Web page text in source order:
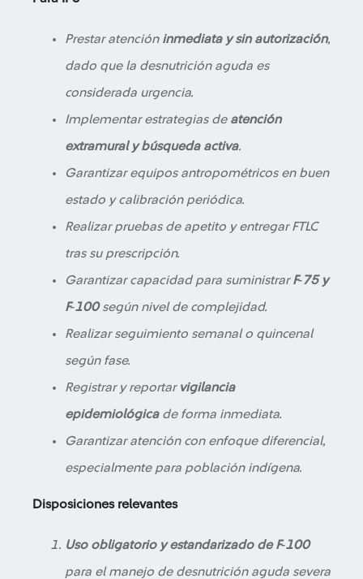
Prestar atención inmediata y sin autorización,
dado que la desnutrición aguda es
considerada urgencia.
Implementar estrategias de atención
extramural y búsqueda activa.
Garantizar equipos antropométricos en buen
estado y calibración periódica.
Realizar pruebas de apetito y entregar FTLC
tras su prescripción.
Garantizar capacidad para suministrarF‑75 y
F‑100según nivel de complejidad.
Realizar seguimiento semanal o quincenal
según fase.
Registrar y reportar vigilancia
epidemiológicade forma inmediata.
Garantizar atención con enfoque diferencial,
especialmente para población indígena.
Disposiciones relevantes
Uso obligatorio y estandarizado de F‑100
para el manejo de desnutrición aguda severa